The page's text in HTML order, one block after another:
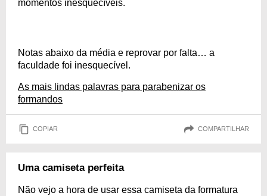
momentos inesquecíveis.
Notas abaixo da média e reprovar por falta… a
faculdade foi inesquecível.
As mais lindas palavras para parabenizar os
formandos
COPIAR COMPARTILHAR
Uma camiseta perfeita
Não vejo a hora de usar essa camiseta da formatura